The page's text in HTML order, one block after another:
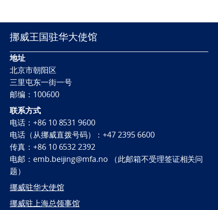
挪威王国驻华大使馆
地址
北京市朝阳区
三里屯东一街一号
邮编：100600
联系方式
电话：+86 10 8531 9600
电话（从挪威直拨号码）：+47 2395 6600
传真：+86 10 6532 2392
电邮：emb.beijing@mfa.no （此邮箱不受理签证相关问
题）
挪威驻华大使馆
挪威驻上海总领事馆